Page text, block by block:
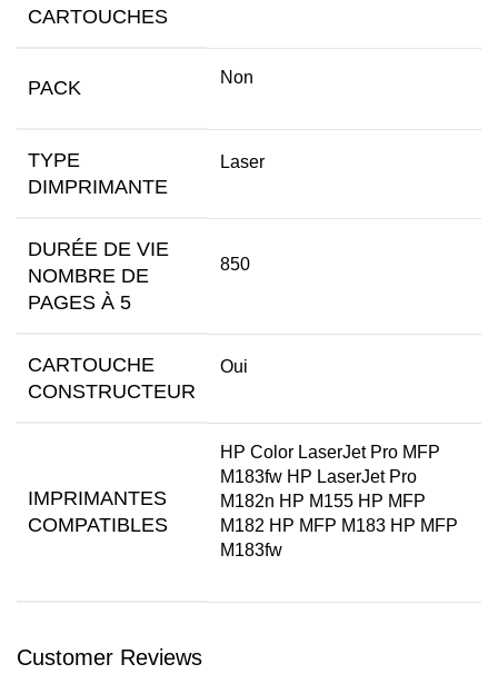
CARTOUCHES
PACK Non
TYPE
DIMPRIMANTE
Laser
DURÉE DE VIE
NOMBRE DE
PAGES À 5
850
CARTOUCHE
CONSTRUCTEUR
Oui
IMPRIMANTES
COMPATIBLES
HP Color LaserJet Pro MFP
M183fw HP LaserJet Pro
M182n HP M155 HP MFP
M182 HP MFP M183 HP MFP
M183fw
Customer Reviews